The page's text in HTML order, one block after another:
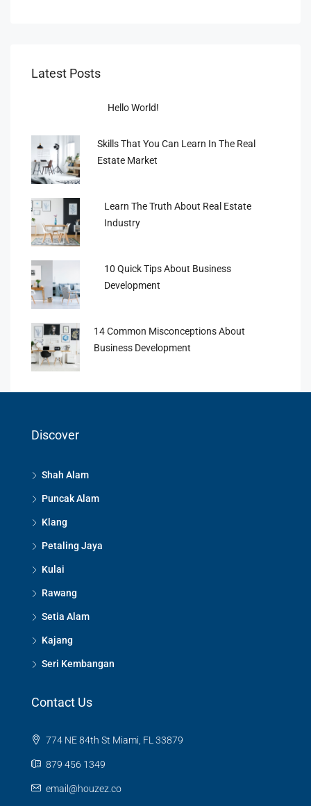
Latest Posts
Hello World!
Skills That You Can Learn In The Real
Estate Market
Learn The Truth About Real Estate
Industry
10 Quick Tips About Business
Development
14 Common Misconceptions About
Business Development
Discover
Shah Alam
Puncak Alam
Klang
Petaling Jaya
Kulai
Rawang
Setia Alam
Kajang
Seri Kembangan
Contact Us
774 NE 84th St Miami, FL 33879
879 456 1349
email@houzez.co